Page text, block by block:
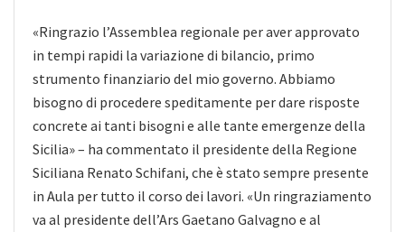
«Ringrazio l’Assemblea regionale per aver approvato
in tempi rapidi la variazione di bilancio, primo
strumento finanziario del mio governo. Abbiamo
bisogno di procedere speditamente per dare risposte
concrete ai tanti bisogni e alle tante emergenze della
Sicilia» – ha commentato il presidente della Regione
Siciliana Renato Schifani, che è stato sempre presente
in Aula per tutto il corso dei lavori. «Un ringraziamento
va al presidente dell’Ars Gaetano Galvagno e al